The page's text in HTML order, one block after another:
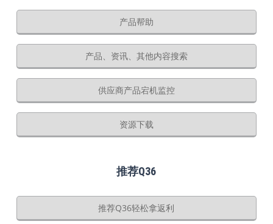
产品帮助
产品、资讯、其他内容搜索
供应商产品宕机监控
资源下载
推荐Q36
推荐Q36轻松拿返利